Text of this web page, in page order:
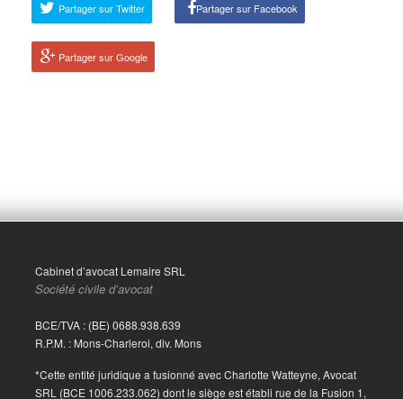
Partager sur Twitter Partager sur Facebook
Partager sur Google
Cabinet d’avocat Lemaire SRL
Société civile d’avocat
BCE/TVA : (BE) 0688.938.639
R.P.M. : Mons-Charleroi, div. Mons
*Cette entité juridique a fusionné avec Charlotte Watteyne, Avocat
SRL (BCE 1006.233.062) dont le siège est établi rue de la Fusion 1,